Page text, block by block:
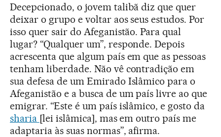
Decepcionado, o jovem talibã diz que quer
deixar o grupo e voltar aos seus estudos. Por
isso quer sair do Afeganistão. Para qual
lugar? “Qualquer um”, responde. Depois
acrescenta que algum país em que as pessoas
tenham liberdade. Não vê contradição em
sua defesa de um Emirado Islâmico para o
Afeganistão e a busca de um país livre ao que
emigrar. “Este é um país islâmico, e gosto da
sharia [lei islâmica], mas em outro país me
adaptaria às suas normas”, afirma.